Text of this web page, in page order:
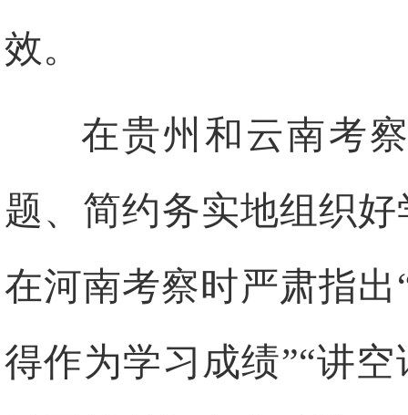
效。
在贵州和云南考
题、简约务实地组织
在河南考察时严肃指
得作为学习成绩”“讲